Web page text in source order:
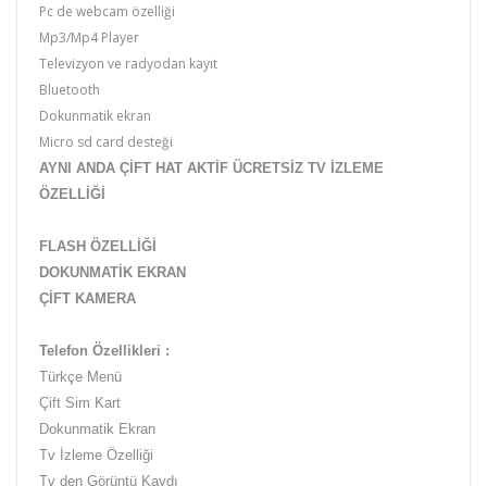
Pc de webcam özelliği
Mp3/Mp4 Player
Televizyon ve radyodan kayıt
Bluetooth
Dokunmatik ekran
Micro sd card desteği
AYNI ANDA ÇİFT HAT AKTİF ÜCRETSİZ TV İZLEME
ÖZELLİĞİ
FLASH ÖZELLİĞİ
DOKUNMATİK EKRAN
ÇİFT KAMERA
Telefon Özellikleri :
Türkçe Menü
Çift Sim Kart
Dokunmatik Ekran
Tv İzleme Özelliği
Tv den Görüntü Kaydı